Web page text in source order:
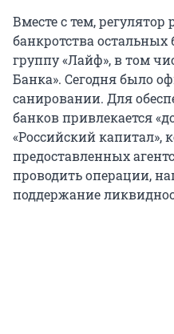
Вместе с тем,
банкротства
группу «Лайф», в том
Банка». Сегодня было
санировании. Для
банков привлекается
«Российский капитал»,
предоставленных
проводить операции,
поддержание